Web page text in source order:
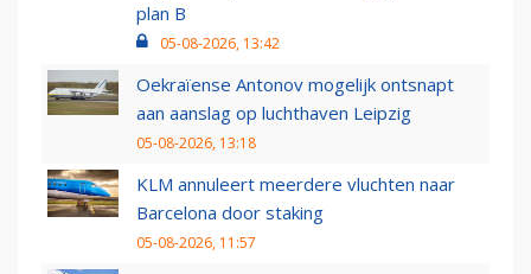
plan B
05-08-2026, 13:42
Oekraïense Antonov mogelijk ontsnapt
aan aanslag op luchthaven Leipzig
05-08-2026, 13:18
KLM annuleert meerdere vluchten naar
Barcelona door staking
05-08-2026, 11:57